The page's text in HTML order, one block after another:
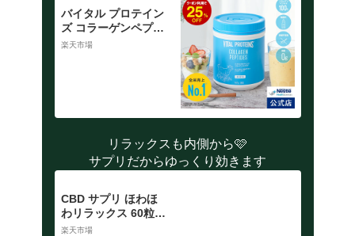
バイタル プロテイン
ズ コラーゲンペプチ
ド 567g【NHS アイ
ア セット パック パ
ウダー 粉末 vital pro
teins】
楽天市場
リラックスも内側から🩷
サプリだからゆっくり効きます
CBD サプリ ほわほ
わリラックス 60粒 C
BD 2400mg (40.2mg
楽天市場